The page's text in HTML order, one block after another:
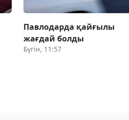
Павлодарда қайғылы
жағдай болды
Бүгін, 11:57